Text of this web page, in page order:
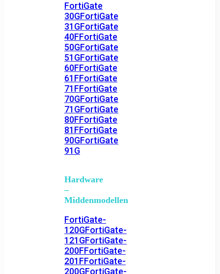
FortiGate
30GFortiGate
31GFortiGate
40FFortiGate
50GFortiGate
51GFortiGate
60FFortiGate
61FFortiGate
71FFortiGate
70GFortiGate
71GFortiGate
80FFortiGate
81FFortiGate
90GFortiGate
91G
Hardware
–
Middenmodellen
FortiGate-
120GFortiGate-
121GFortiGate-
200FFortiGate-
201FFortiGate-
200GFortiGate-